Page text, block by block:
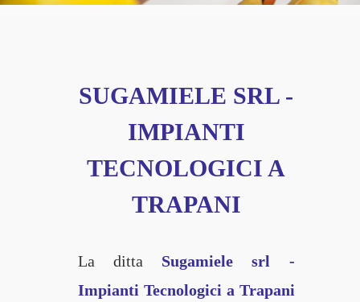
SUGAMIELE SRL -
IMPIANTI
TECNOLOGICI A
TRAPANI
La ditta Sugamiele srl -
Impianti Tecnologici a Trapani